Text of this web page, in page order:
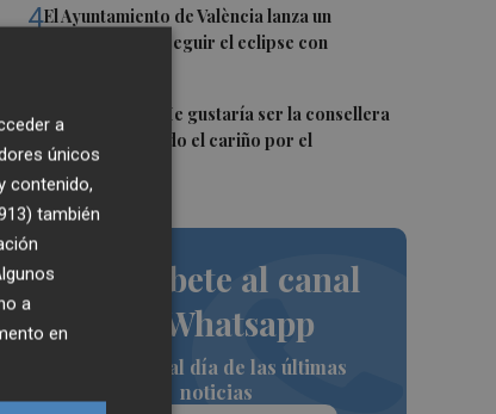
4El Ayuntamiento de València lanza un
decálogo para seguir el eclipse con
5 Carmen Ortí: "Me gustaría ser la consellera
que ha estimulado el cariño por el
valenciano"
Suscríbete al canal
de Whatsapp
Siempre al día de las últimas
noticias
a
únicos
contenido,
también
a
en